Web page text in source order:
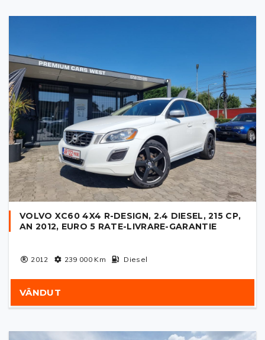
VOLVO XC60 4X4 R-DESIGN, 2.4 DIESEL, 215 CP,
AN 2012, EURO 5 RATE-LIVRARE-GARANTIE
2012 239 000Km Diesel
VÂNDUT